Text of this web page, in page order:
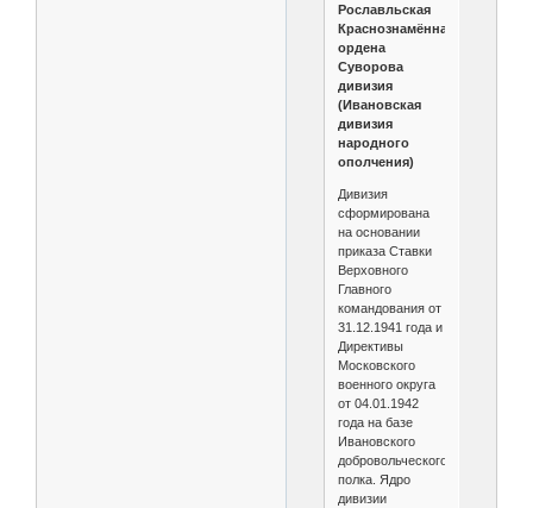
Рославльская
Краснознамённая
ордена
Суворова
дивизия
(Ивановская
дивизия
народного
ополчения)
Дивизия
сформирована
на основании
приказа Ставки
Верховного
Главного
командования от
31.12.1941 года и
Директивы
Московского
военного округа
от 04.01.1942
года на базе
Ивановского
добровольческого
полка. Ядро
дивизии